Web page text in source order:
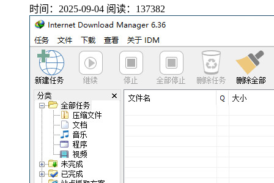
时间：2025-09-04 阅读：137382